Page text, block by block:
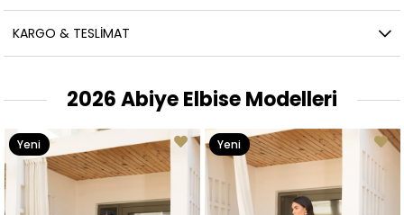
KARGO & TESLIMAT
2026 Abiye Elbise Modelleri
Yeni
Ürün
Yeni
Ürün